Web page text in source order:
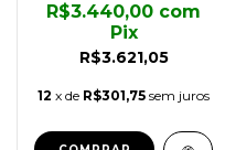
R$3.621,05
R$3.440,00 com
Pix
12 x de R$301,75 sem juros